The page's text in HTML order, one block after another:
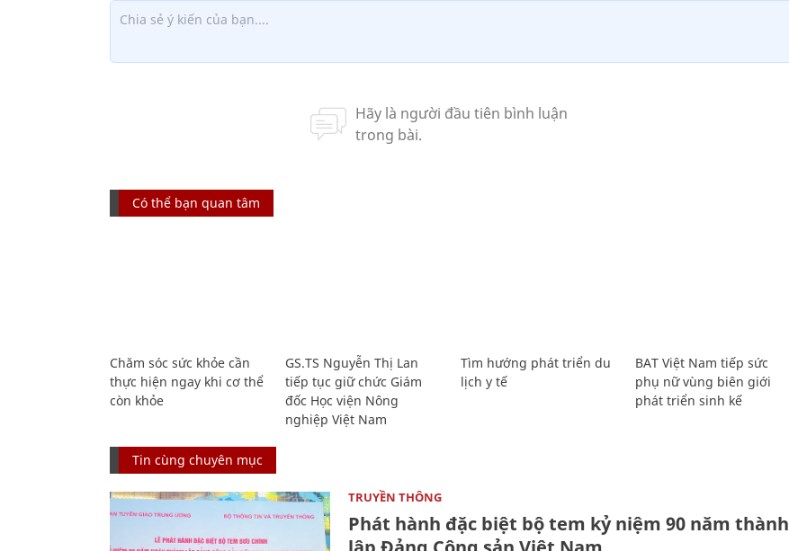
Có thể bạn quan tâm
Chăm sóc sức khỏe cần
thực hiện ngay khi cơ thể
còn khỏe
GS.TS Nguyễn Thị Lan
tiếp tục giữ chức Giám
đốc Học viện Nông
nghiệp Việt Nam
Tìm hướng phát triển du
lịch y tế
BAT Việt Nam tiếp sức
phụ nữ vùng biên giới
phát triển sinh kế
Tin cùng chuyên mục
TRUYỀN THÔNG
Phát hành đặc biệt bộ tem kỷ niệm 90 năm thành